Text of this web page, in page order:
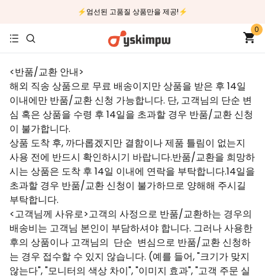
⚡엄선된 고품질 상품만을 제공!⚡
0
<반품/교환 안내>
해외 직송 상품으로 무료 배송이지만 상품을 받은 후 14일
이내에만 반품/교환 신청 가능합니다. 단, 고객님의 단순 변
심 혹은 상품을 수령 후 14일을 초과할 경우 반품/교환 신청
이 불가합니다.
상품 도착 후, 까다롭겠지만 결함이나 제품 틀림이 없는지
사용 전에 반드시 확인하시기 바랍니다.반품/교환을 희망하
시는 상품은 도착 후 14일 이내에 연락을 부탁합니다.14일을
초과할 경우 반품/교환 신청이 불가하므로 양해해 주시길
부탁합니다.
<고객님께 사유로>고객의 사정으로 반품/교환하는 경우의
배송비는 고객님 본인이 부담하셔야 합니다. 그러나 사용한
후의 상품이나 고객님의 단순 변심으로 반품/교환 신청하
는 경우 접수할 수 있지 않습니다. (예를 들어, "크기가 맞지
않는다", "모니터의 색상 차이", "이미지 효과", "고객 주문 실